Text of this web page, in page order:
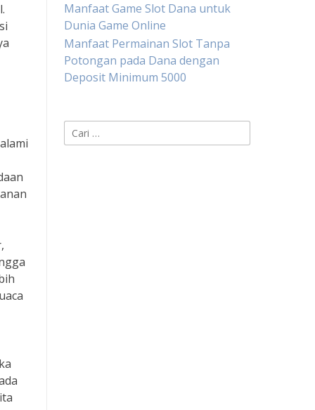
Manfaat Game Slot Dana untuk
Dunia Game Online
Manfaat Permainan Slot Tanpa
Potongan pada Dana dengan
Deposit Minimum 5000
Cari
untuk: